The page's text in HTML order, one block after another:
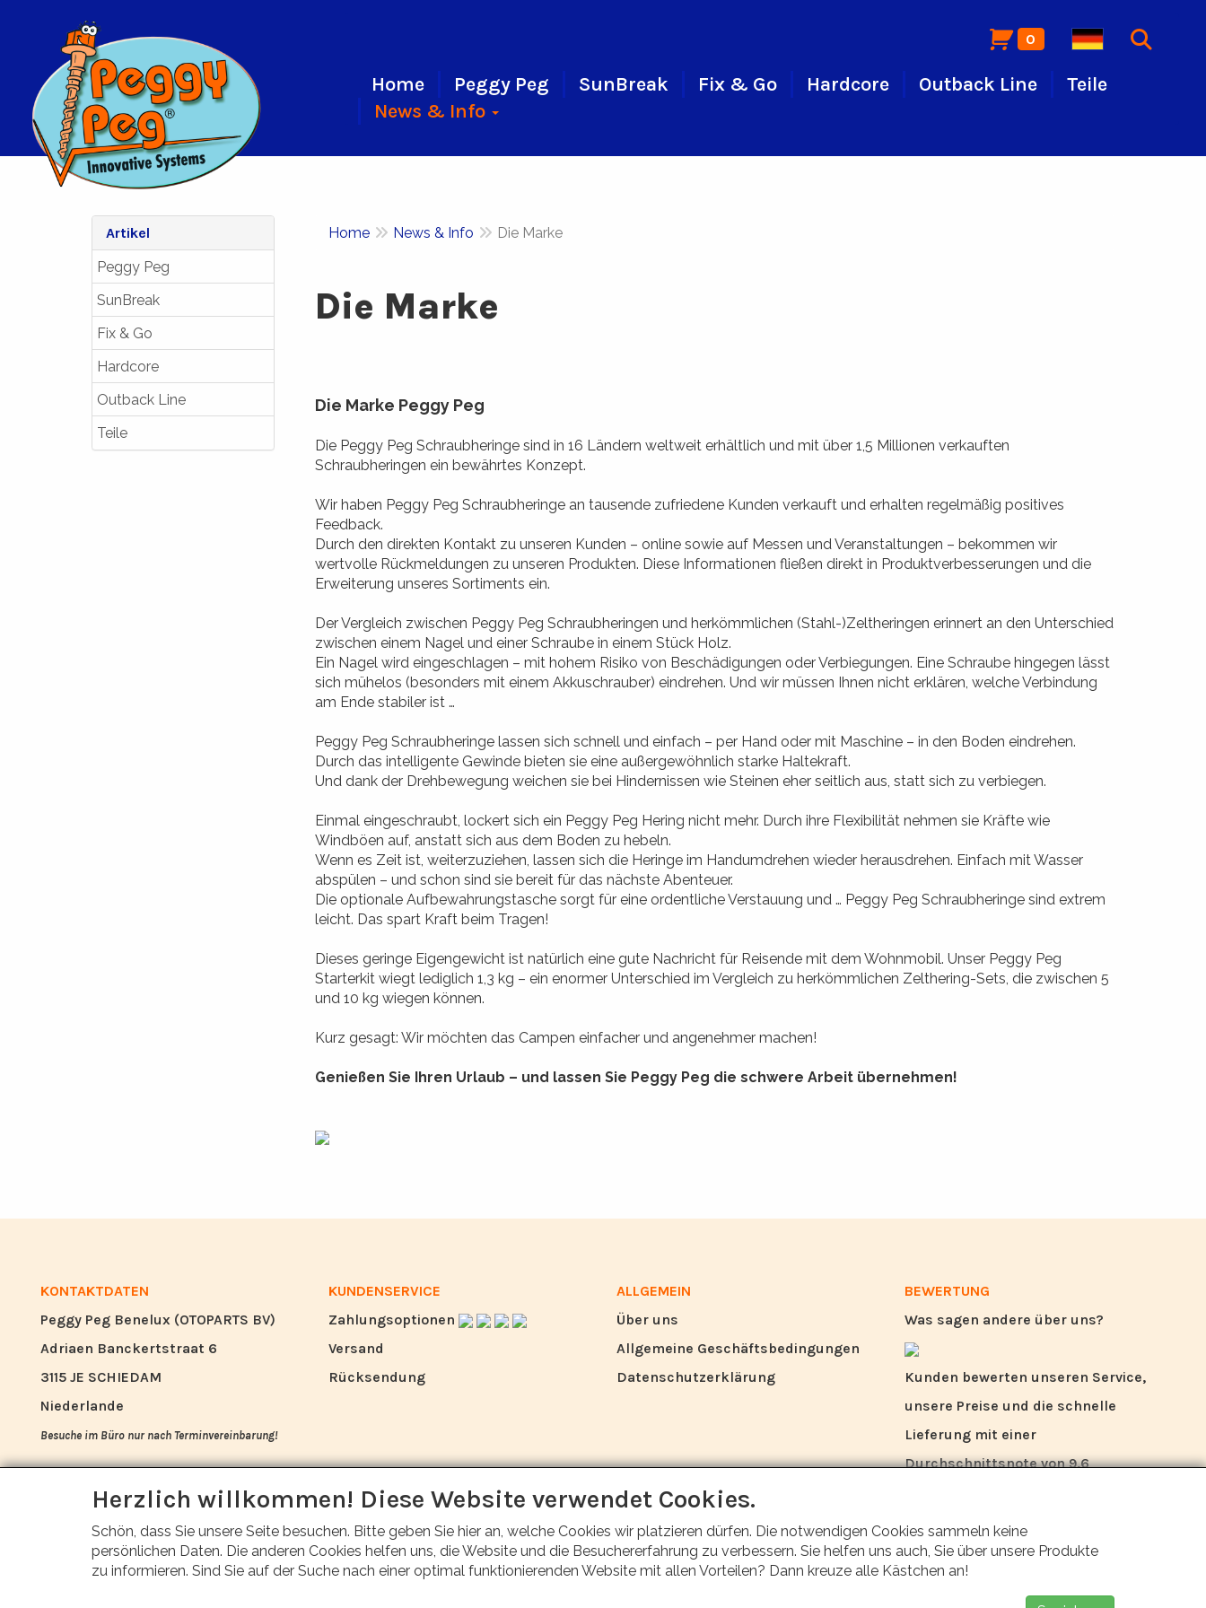
0
Home Peggy Peg SunBreak Fix & Go Hardcore Outback Line
Teile
News & Info
Artikel
Peggy Peg
SunBreak
Fix & Go
Hardcore
Outback Line
Teile
Home News & Info Die Marke
Die Marke
Die Marke Peggy Peg
Die Peggy Peg Schraubheringe sind in 16 Ländern weltweit erhältlich und mit über 1,5 Millionen verkauften
Schraubheringen ein bewährtes Konzept.
Wir haben Peggy Peg Schraubheringe an tausende zufriedene Kunden verkauft und erhalten regelmäßig positives
Feedback.
Durch den direkten Kontakt zu unseren Kunden – online sowie auf Messen und Veranstaltungen – bekommen wir
wertvolle Rückmeldungen zu unseren Produkten. Diese Informationen fließen direkt in Produktverbesserungen und die
Erweiterung unseres Sortiments ein.
Der Vergleich zwischen Peggy Peg Schraubheringen und herkömmlichen (Stahl-)Zeltheringen erinnert an den Unterschied
zwischen einem Nagel und einer Schraube in einem Stück Holz.
Ein Nagel wird eingeschlagen – mit hohem Risiko von Beschädigungen oder Verbiegungen. Eine Schraube hingegen lässt
sich mühelos (besonders mit einem Akkuschrauber) eindrehen. Und wir müssen Ihnen nicht erklären, welche Verbindung
am Ende stabiler ist …
Peggy Peg Schraubheringe lassen sich schnell und einfach – per Hand oder mit Maschine – in den Boden eindrehen.
Durch das intelligente Gewinde bieten sie eine außergewöhnlich starke Haltekraft.
Und dank der Drehbewegung weichen sie bei Hindernissen wie Steinen eher seitlich aus, statt sich zu verbiegen.
Einmal eingeschraubt, lockert sich ein Peggy Peg Hering nicht mehr. Durch ihre Flexibilität nehmen sie Kräfte wie
Windböen auf, anstatt sich aus dem Boden zu hebeln.
Wenn es Zeit ist, weiterzuziehen, lassen sich die Heringe im Handumdrehen wieder herausdrehen. Einfach mit Wasser
abspülen – und schon sind sie bereit für das nächste Abenteuer.
Die optionale Aufbewahrungstasche sorgt für eine ordentliche Verstauung und … Peggy Peg Schraubheringe sind extrem
leicht. Das spart Kraft beim Tragen!
Dieses geringe Eigengewicht ist natürlich eine gute Nachricht für Reisende mit dem Wohnmobil. Unser Peggy Peg
Starterkit wiegt lediglich 1,3 kg – ein enormer Unterschied im Vergleich zu herkömmlichen Zelthering-Sets, die zwischen 5
und 10 kg wiegen können.
Kurz gesagt: Wir möchten das Campen einfacher und angenehmer machen!
Genießen Sie Ihren Urlaub – und lassen Sie Peggy Peg die schwere Arbeit übernehmen!
KONTAKTDATEN
Peggy Peg Benelux (OTOPARTS BV)
Adriaen Banckertstraat 6
3115 JE SCHIEDAM
Niederlande
Besuche im Büro nur nach Terminvereinbarung!
info@otoparts.nl
+31 6 - 53678884
KUNDENSERVICE
Zahlungsoptionen
Versand
Rücksendung
ALLGEMEIN
Über uns
Allgemeine Geschäftsbedingungen
Datenschutzerklärung
BEWERTUNG
Was sagen andere über uns?
Kunden bewerten unseren Service,
unsere Preise und die schnelle
Lieferung mit einer
Durchschnittsnote von 9,6
Herzlich willkommen! Diese Website verwendet Cookies.
Schön, dass Sie unsere Seite besuchen. Bitte geben Sie hier an, welche Cookies wir platzieren dürfen. Die notwendigen Cookies sammeln keine
persönlichen Daten. Die anderen Cookies helfen uns, die Website und die Besuchererfahrung zu verbessern. Sie helfen uns auch, Sie über unsere Produkte
zu informieren. Sind Sie auf der Suche nach einer optimal funktionierenden Website mit allen Vorteilen? Dann kreuze alle Kästchen an!